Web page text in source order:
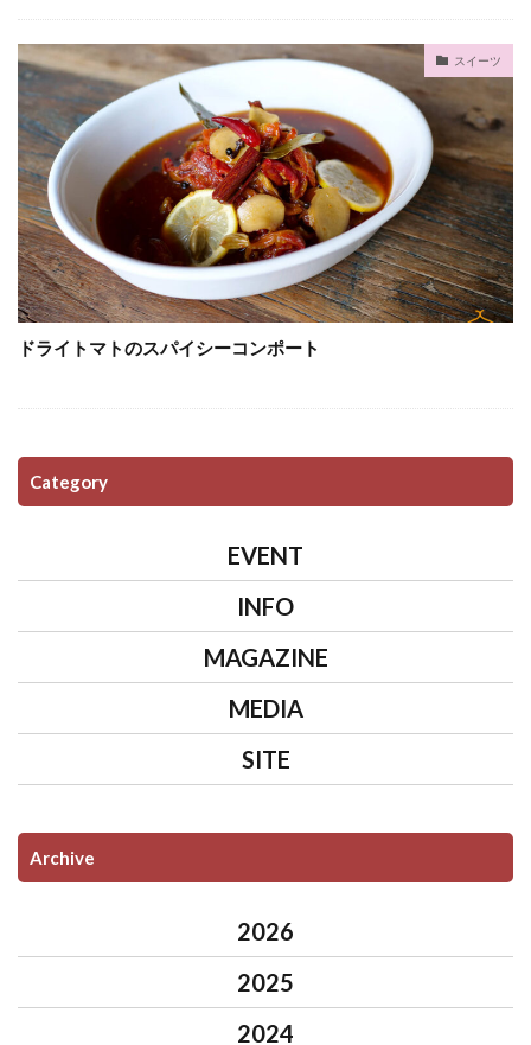
スイーツ
ドライトマトのスパイシーコンポート
Category
EVENT
INFO
MAGAZINE
MEDIA
SITE
Archive
2026
2025
2024